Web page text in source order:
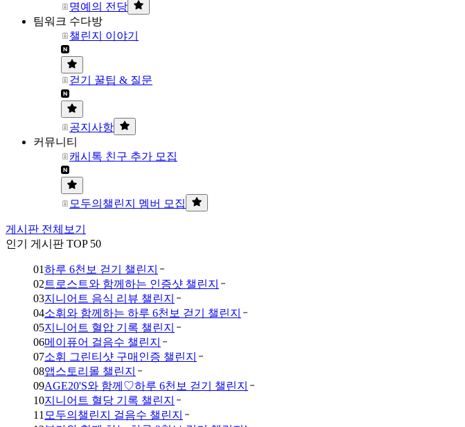
명예의 전당
팀워크 수다방
챌린지 이야기
걷기 꿀팁 & 질문
공지사항
커뮤니티
캐시톡 친구 추가 모집
모두의챌린지 멤버 모집
게시판 전체보기
인기 게시판 TOP 50
01하루 6천보 걷기 챌린지
02 트로스트와 함께하는 인증샷 챌린지
03지니어트 음식 리뷰 챌린지
04소휘와 함께하는 하루 6천보 걷기 챌린지
05지니어트 혈압 기록 챌린지
06메이퓨어 걸음수 챌린지
07소휘 그린티샷 구매인증 챌린지
08앱스토리몰 챌린지
09AGE20'S와 함께♡하루 6천보 걷기 챌린지
10지니어트 혈당 기록 챌린지
11 모두의챌린지 걸음수 챌린지